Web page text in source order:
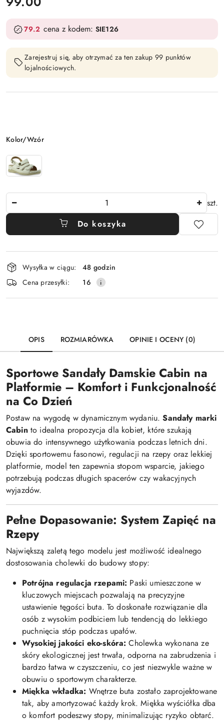
79.2 cena z kodem: SIE126
Zarejestruj się, aby otrzymać za ten zakup 99 punktów
lojalnościowych.
Wariant
Kolor/Wzór
szt.
Do koszyka
Dostępność
i
dostawa
Wysyłka w ciągu:
48 godzin
Cena przesyłki:
16
OPIS ROZMIARÓWKA OPINIE I OCENY (0)
Sportowe Sandały Damskie Cabin na
Platformie – Komfort i Funkcjonalność
na Co Dzień
Postaw na wygodę w dynamicznym wydaniu.Sandały marki
Cabinto idealna propozycja dla kobiet, które szukają
obuwia do intensywnego użytkowania podczas letnich dni.
Dzięki sportowemu fasonowi, regulacji na rzepy oraz lekkiej
platformie, model ten zapewnia stopom wsparcie, jakiego
potrzebują podczas długich spacerów czy wakacyjnych
wyjazdów.
Pełne Dopasowanie: System Zapięć na
Rzepy
Największą zaletą tego modelu jest możliwość idealnego
dostosowania cholewki do budowy stopy:
Potrójna regulacja rzepami: Paski umieszczone w
kluczowych miejscach pozwalają na precyzyjne
ustawienie tęgości buta. To doskonałe rozwiązanie dla
osób z wysokim podbiciem lub tendencją do lekkiego
puchnięcia stóp podczas upałów.
Wysokiej jakości eko-skóra: Cholewka wykonana ze
skóry ekologicznej jest trwała, odporna na zabrudzenia i
bardzo łatwa w czyszczeniu, co jest niezwykle ważne w
obuwiu o sportowym charakterze.
Miękka wkładka: Wnętrze buta zostało zaprojektowane
tak, aby amortyzować każdy krok. Miękka wyściółka dba
o komfort podeszwy stopy, minimalizując ryzyko obtarć.